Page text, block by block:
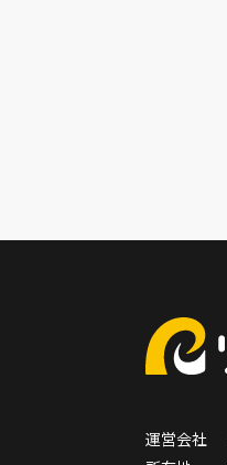
運営会社